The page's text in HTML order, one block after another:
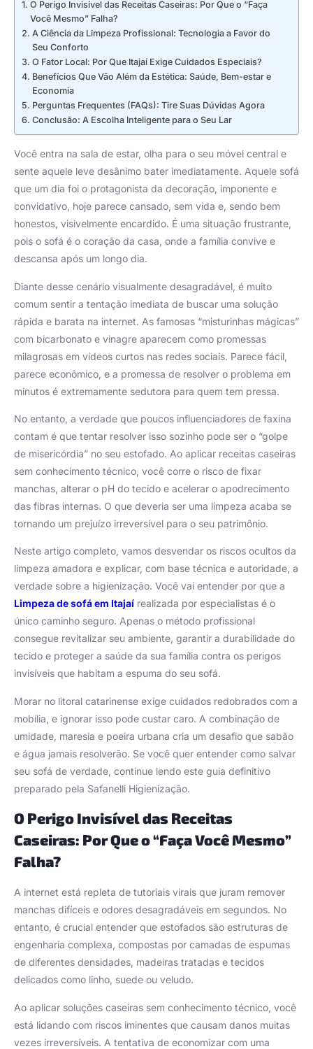
O Perigo Invisível das Receitas Caseiras: Por Que o “Faça
Você Mesmo” Falha?
A Ciência da Limpeza Profissional: Tecnologia a Favor do
Seu Conforto
O Fator Local: Por Que Itajaí Exige Cuidados Especiais?
Benefícios Que Vão Além da Estética: Saúde, Bem-estar e
Economia
Perguntas Frequentes (FAQs): Tire Suas Dúvidas Agora
Conclusão: A Escolha Inteligente para o Seu Lar
Você entra na sala de estar, olha para o seu móvel central e
sente aquele leve desânimo bater imediatamente. Aquele sofá
que um dia foi o protagonista da decoração, imponente e
convidativo, hoje parece cansado, sem vida e, sendo bem
honestos, visivelmente encardido. É uma situação frustrante,
pois o sofá é o coração da casa, onde a família convive e
descansa após um longo dia.
Diante desse cenário visualmente desagradável, é muito
comum sentir a tentação imediata de buscar uma solução
rápida e barata na internet. As famosas “misturinhas mágicas”
com bicarbonato e vinagre aparecem como promessas
milagrosas em vídeos curtos nas redes sociais. Parece fácil,
parece econômico, e a promessa de resolver o problema em
minutos é extremamente sedutora para quem tem pressa.
No entanto, a verdade que poucos influenciadores de faxina
contam é que tentar resolver isso sozinho pode ser o “golpe
de misericórdia” no seu estofado. Ao aplicar receitas caseiras
sem conhecimento técnico, você corre o risco de fixar
manchas, alterar o pH do tecido e acelerar o apodrecimento
das fibras internas. O que deveria ser uma limpeza acaba se
tornando um prejuízo irreversível para o seu patrimônio.
Neste artigo completo, vamos desvendar os riscos ocultos da
limpeza amadora e explicar, com base técnica e autoridade, a
verdade sobre a higienização. Você vai entender por que a
Limpeza de sofá em Itajaí realizada por especialistas é o
único caminho seguro. Apenas o método profissional
consegue revitalizar seu ambiente, garantir a durabilidade do
tecido e proteger a saúde da sua família contra os perigos
invisíveis que habitam a espuma do seu sofá.
Morar no litoral catarinense exige cuidados redobrados com a
mobília, e ignorar isso pode custar caro. A combinação de
umidade, maresia e poeira urbana cria um desafio que sabão
e água jamais resolverão. Se você quer entender como salvar
seu sofá de verdade, continue lendo este guia definitivo
preparado pela Safanelli Higienização.
O Perigo Invisível das Receitas
Caseiras: Por Que o “Faça Você Mesmo”
Falha?
A internet está repleta de tutoriais virais que juram remover
manchas difíceis e odores desagradáveis em segundos. No
entanto, é crucial entender que estofados são estruturas de
engenharia complexa, compostas por camadas de espumas
de diferentes densidades, madeiras tratadas e tecidos
delicados como linho, suede ou veludo.
Ao aplicar soluções caseiras sem conhecimento técnico, você
está lidando com riscos iminentes que causam danos muitas
vezes irreversíveis. A tentativa de economizar com uma